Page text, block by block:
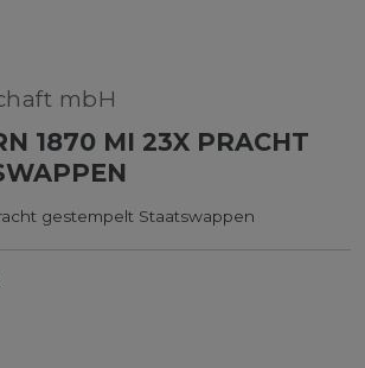
mbH
1870 MI 23X PRACHT
gestempelt Staatswappen